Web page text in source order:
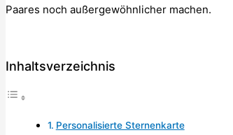
Paares noch außergewöhnlicher machen.
Inhaltsverzeichnis
Personalisierte Sternenkarte